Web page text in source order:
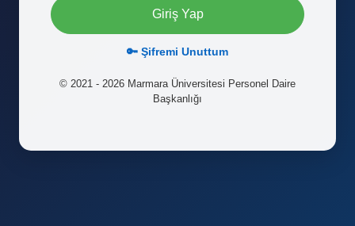
Giriş Yap
🔑 Şifremi Unuttum
© 2021 - 2026 Marmara Üniversitesi Personel Daire
Başkanlığı